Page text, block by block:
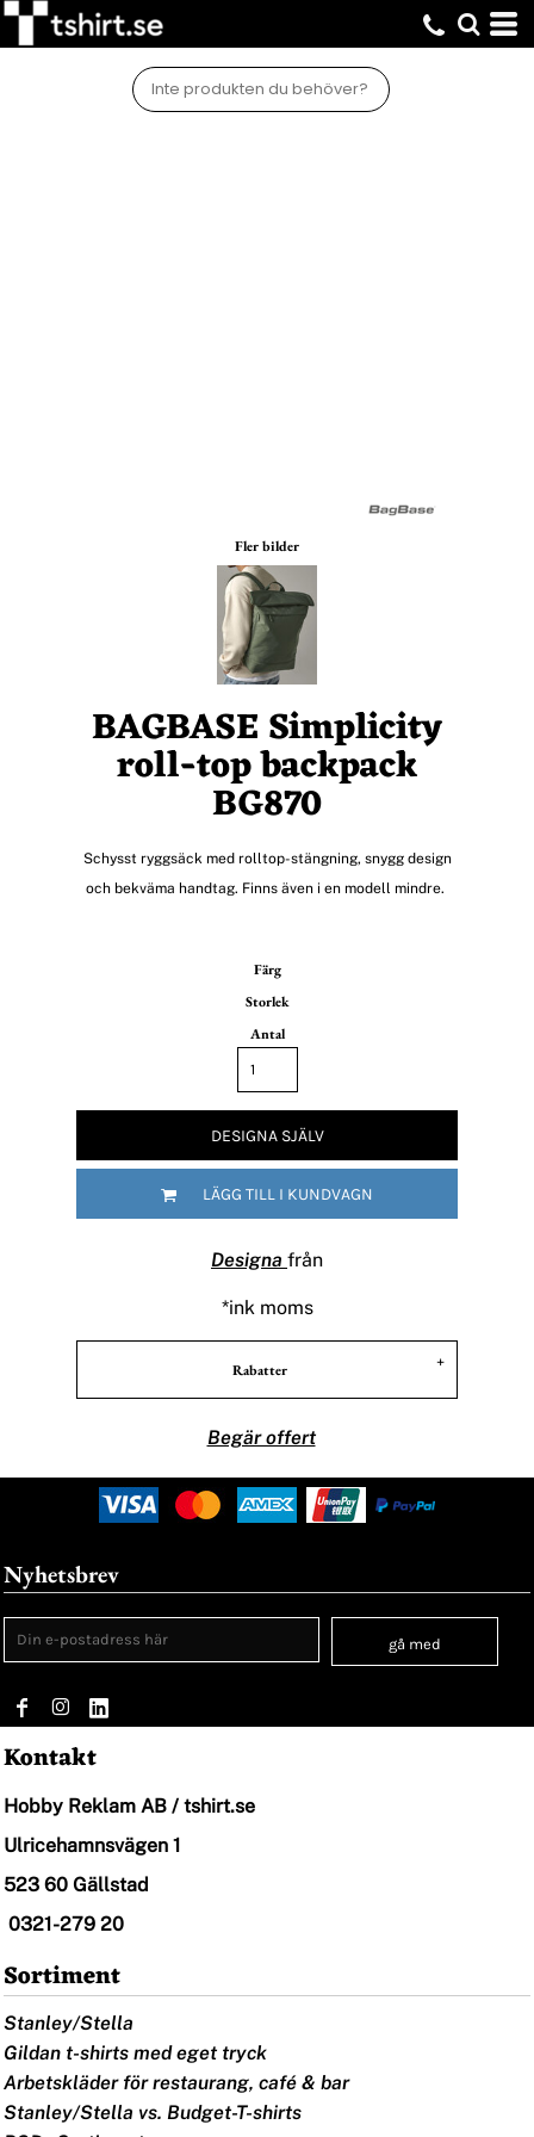
Fler bilder
BAGBASE Simplicity
roll-top backpack
BG870
Schysst ryggsäck med rolltop-stängning, snygg design
och bekväma handtag. Finns även i en modell mindre.
Färg
Storlek
Antal
DESIGNA SJÄLV
LÄGG TILL I KUNDVAGN
Designa från
*ink moms
Rabatter
Begär offert
Nyhetsbrev
gå med
Kontakt
Hobby Reklam AB / tshirt.se
Ulricehamnsvägen 1
523 60 Gällstad
0321-279 20
Sortiment
Stanley/Stella
Gildan t-shirts med eget tryck
Arbetskläder för restaurang, café & bar
Stanley/Stella vs. Budget-T-shirts